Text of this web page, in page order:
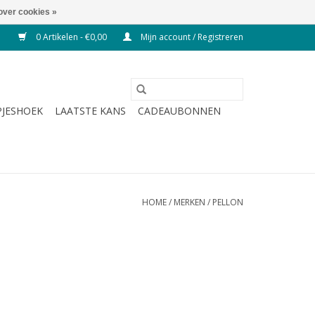
0 Artikelen - €0,00 Mijn account / Registreren
LAATSTE KANS CADEAUBONNEN
HOME/ MERKEN / PELLON
cookies »